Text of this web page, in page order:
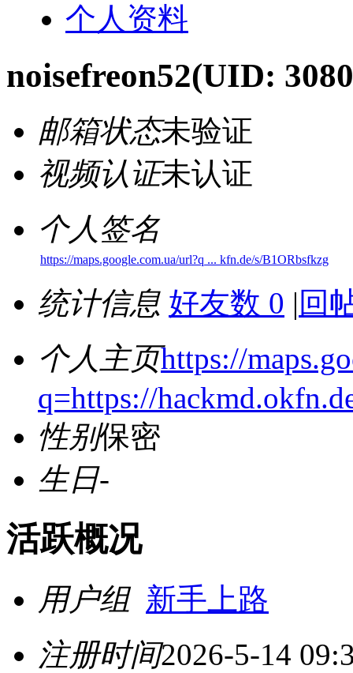
个人资料
noisefreon52(UID:
邮箱状态未验证
视频认证未认证
个人签名
https://maps.google.com.ua/url?q ... kfn.de/s/B1ORbsfkzg
统计信息 好友数 0 | 回
个人主页https://
q=https://
性别保密
生日-
活跃概况
用户组 新手上路
注册时间2026-5-14